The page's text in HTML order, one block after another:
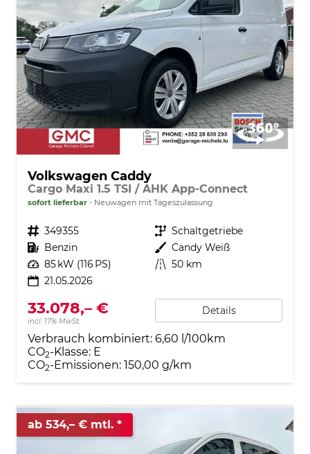
Volkswagen Caddy
Cargo Maxi 1.5 TSI / AHK App-Connect
sofort lieferbar Neuwagen mit Tageszulassung
Fahrzeugnr. 349355 Getriebe Schaltgetriebe
Kraftstoff Benzin Außenfarbe Candy Weiß
Leistung 85 kW (116 PS) Kilometerstand 50 km
21.05.2026
33.078,– €
incl. 17% MwSt.
Details
Verbrauch kombiniert: 6,60 l/100km
CO2-Klasse: E
CO2-Emissionen: 150,00 g/km
ab 534,– € mtl.